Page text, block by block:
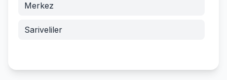
Merkez
Sariveliler